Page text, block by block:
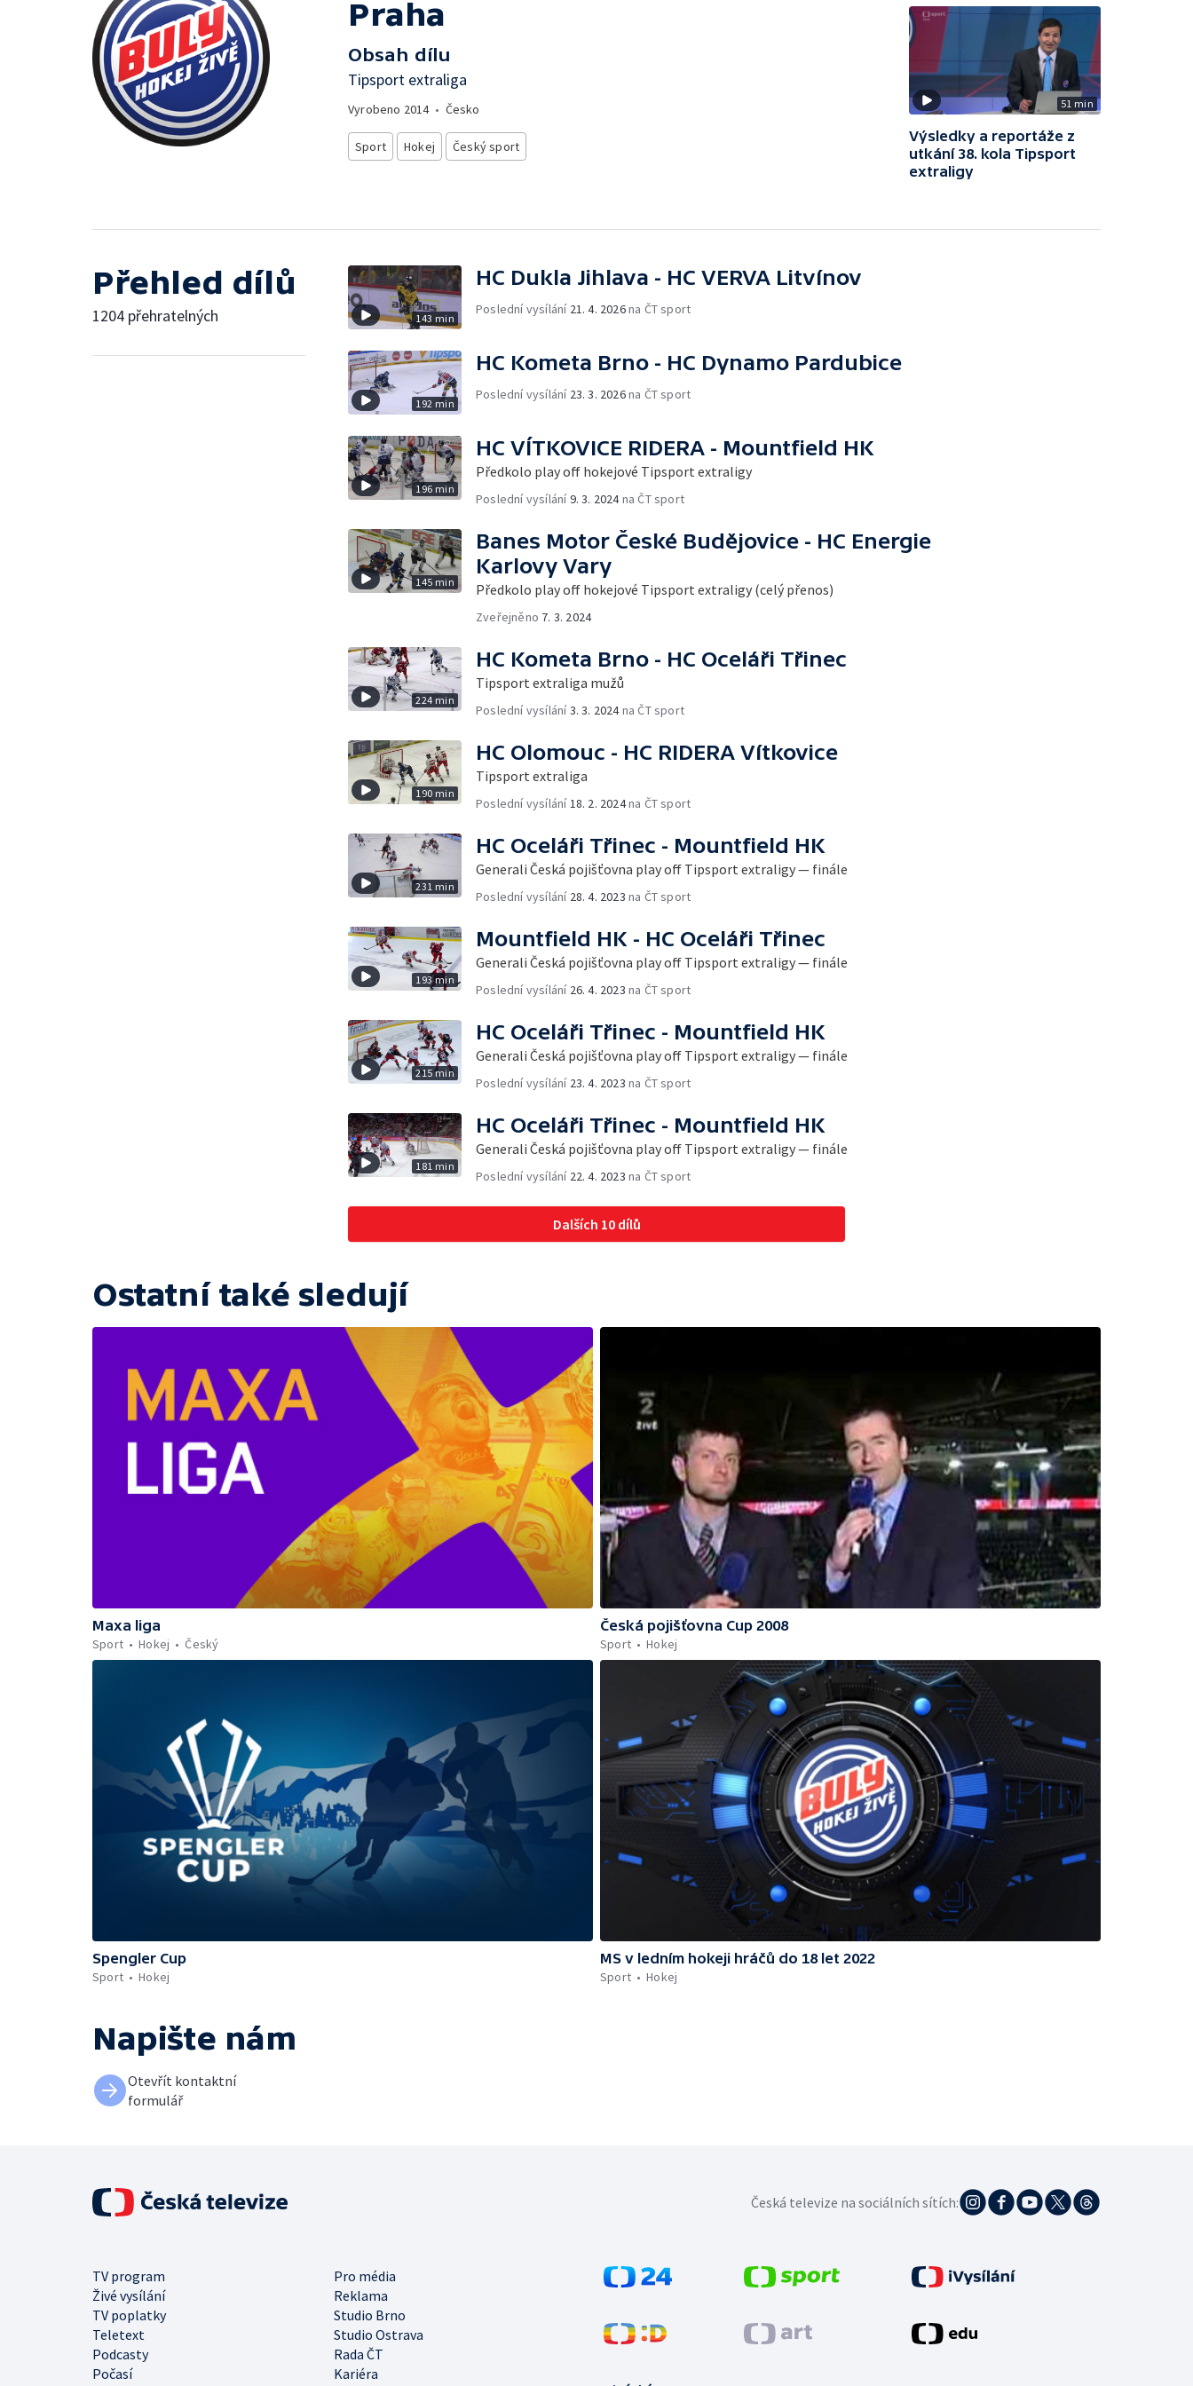
Praha
Obsah dílu
Tipsport extraliga
Vyrobeno 2014• Česko
Sport Hokej Český sport
51 min
Výsledky a reportáže z
utkání 38. kola Tipsport
extraligy
Přehled dílů
1204 přehratelných 143 min
HC Dukla Jihlava - HC VERVA Litvínov
Poslední vysílání 21. 4. 2026na ČT sport
192 min
HC Kometa Brno - HC Dynamo Pardubice
Poslední vysílání 23. 3. 2026na ČT sport
196 min
HC VÍTKOVICE RIDERA - Mountfield HK
Předkolo play off hokejové Tipsport extraligy
Poslední vysílání9. 3. 2024na ČT sport
145 min
Banes Motor České Budějovice - HC Energie
Karlovy Vary
Předkolo play off hokejové Tipsport extraligy (celý přenos)
Zveřejněno 7. 3. 2024
224 min
HC Kometa Brno - HC Oceláři Třinec
Tipsport extraliga mužů
Poslední vysílání3. 3. 2024na ČT sport
190 min
HC Olomouc - HC RIDERA Vítkovice
Tipsport extraliga
Poslední vysílání 18. 2. 2024na ČT sport
231 min
HC Oceláři Třinec - Mountfield HK
Generali Česká pojišťovna play off Tipsport extraligy — finále
Poslední vysílání 28. 4. 2023 na ČT sport
193 min
Mountfield HK - HC Oceláři Třinec
Generali Česká pojišťovna play off Tipsport extraligy — finále
Poslední vysílání 26. 4. 2023 na ČT sport
215 min
HC Oceláři Třinec - Mountfield HK
Generali Česká pojišťovna play off Tipsport extraligy — finále
Poslední vysílání 23. 4. 2023 na ČT sport
181 min
HC Oceláři Třinec - Mountfield HK
Generali Česká pojišťovna play off Tipsport extraligy — finále
Poslední vysílání 22. 4. 2023 na ČT sport
Dalších 10 dílů
Ostatní také sledují
Maxa liga
Sport
Hokej Český
Česká pojišťovna Cup 2008
Sport
Hokej
Spengler Cup
Sport
Hokej
MS v ledním hokeji hráčů do 18 let 2022
Sport
Hokej
Napište nám
Otevřít kontaktní
formulář
TV program
Pro média
Živé vysílání
Reklama
TV poplatky
Studio Brno
Teletext
Studio Ostrava
Podcasty
Rada ČT
Počasí
Kariéra
Česká televize na sociálních sítích: